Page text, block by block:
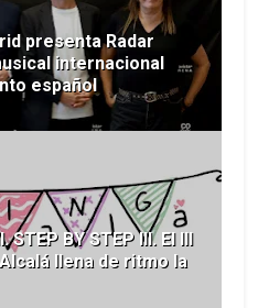
presenta Radar
internacional
español
STEP BY STEP III. El III
llena de ritmo la